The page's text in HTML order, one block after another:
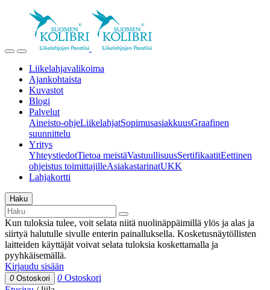
Liikelahjavalikoima
Ajankohtaista
Kuvastot
Blogi
Palvelut
Aineisto-ohjeLiikelahjatSopimusasiakkuusGraafinen
suunnittelu
Yritys
YhteystiedotTietoa meistäVastuullisuusSertifikaatitEettinen
ohjeistus toimittajilleAsiakastarinatUKK
Lahjakortti
Haku
Kun tuloksia tulee, voit selata niitä nuolinäppäimillä ylös ja alas ja
siirtyä halutulle sivulle enterin painalluksella. Kosketusnäytöllisten
laitteiden käyttäjät voivat selata tuloksia koskettamalla ja
pyyhkäisemällä.
Kirjaudu sisään
0 Ostoskori 0 Ostoskori